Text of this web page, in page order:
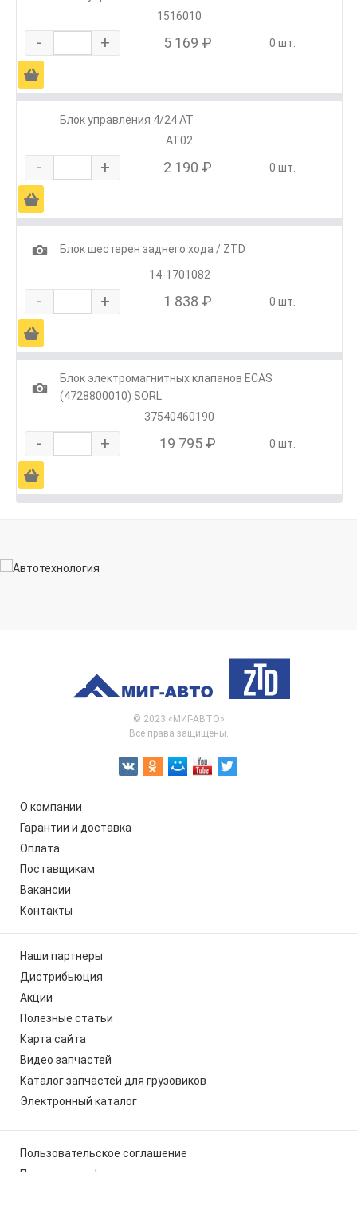
1516010
- + 5 169 ₽ 0 шт.
Ä
Блок управления 4/24 АТ
АТ02
- + 2 190 ₽ 0 шт.
Ä
1
Блок шестерен заднего хода / ZTD
14-1701082
- + 1 838 ₽ 0 шт.
Ä
1
Блок электромагнитных клапанов ECAS
(4728800010) SORL
37540460190
- + 19 795 ₽ 0 шт.
Ä
© 2023 «МИГ-АВТО»
Все права защищены.
О компании
Гарантии и доставка
Оплата
Поставщикам
Вакансии
Контакты
Наши партнеры
Дистрибьюция
Акции
Полезные статьи
Карта сайта
Видео запчастей
Каталог запчастей для грузовиков
Электронный каталог
Пользовательское соглашение
Политика конфиденциальности